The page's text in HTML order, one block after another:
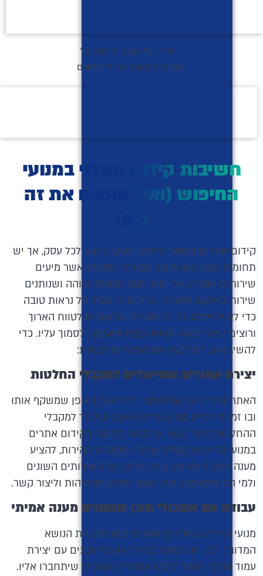
עלייה של כמעט מיליון שקל
ממכירות באתר תוך 8 חודשים
חשיבות קידום אורגני במנועי
החיפוש (ואיך עושים את זה
קידום אתרים במנועי חיפוש חשוב כמעט לכל עסק, אך יש
תחומים בהם הוא חשוב במיוחד. עסקים אשר מיעים
שירותים אונליין, אלו שיש להם תחרות גבוהה ושנותנים
שירות במיקום ספציפי, צריכים להקפיד על נראות טובה
כדי לא להיעלם. כך גם עסקים שחושבים לטווח הארוך
ורוצים ליצור מנגנון תנועה קבוע שאפשר לסמוך עליו. כדי
להשיג זאת, יש לבצע את הפעולות הבאות:
יצירת עמודים שמיועדים למקבלי החלטות
האתר צריך לייצג את העסק, להיראות באופן שמשקף אותו
ובו זמנית לפרט מה השירות באופן שיעזור למקבלי
ההחלטות ליצור קשר או לבצע רכישה. בקידום אתרים
במנועי החיפוש מומלץ שיהיה תשובות מהירות, להציע
מענה ממוקד ולהיות ברור. פירוט על השירותים השונים
ולמי הם מתאימים יכול לעזור לגולש להזדהות וליצור קשר.
עבודה עם אשכולי תוכן שנותנים מענה אמיתי
מנועי החיפוש אוהבים אתרים שמכסים את הנושא
המדובר. לכן, יש לפעול בצורת אשכול תכנים עם יצירת
עמוד מרכזי (עמוד ליבה) ועמודים תומכים שיתחברו אליו.